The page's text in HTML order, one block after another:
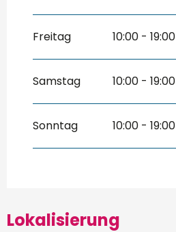
Freitag 10:00 - 19:00
Samstag 10:00 - 19:00
Sonntag 10:00 - 19:00
Lokalisierung